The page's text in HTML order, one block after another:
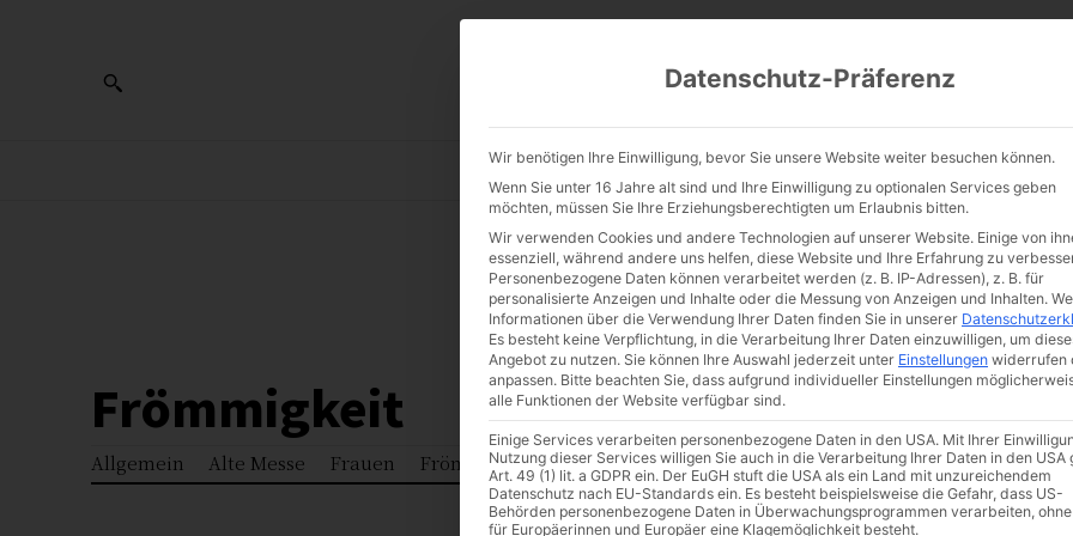
CATHWALK.DE
ALTE MESSE GLAUBE KULTUR FRÖMMIGKEIT
Frömmigkeit
Allgemein Alte Messe Frauen Frömmigkeit Glaube Kultur Liebe Männer Tradition
Datenschutz-Präferenz
Wir benötigen Ihre Einwilligung, bevor Sie unsere Website weiter besuchen können.
Wenn Sie unter 16 Jahre alt sind und Ihre Einwilligung zu optionalen Services geben
möchten, müssen Sie Ihre Erziehungsberechtigten um Erlaubnis bitten.
Wir verwenden Cookies und andere Technologien auf unserer Website. Einige von
essenziell, während andere uns helfen, diese Website und Ihre Erfahrung zu
Personenbezogene Daten können verarbeitet werden (z. B. IP-Adressen), z. B. für
personalisierte Anzeigen und Inhalte oder die Messung von Anzeigen und Inhalten.
Informationen über die Verwendung Ihrer Daten finden Sie in unserer
Es besteht keine Verpflichtung, in die Verarbeitung Ihrer Daten einzuwilligen, um
Angebot zu nutzen. Sie können Ihre Auswahl jederzeit unter Einstellungen widerrufen
anpassen. Bitte beachten Sie, dass aufgrund individueller Einstellungen
alle Funktionen der Website verfügbar sind.
Einige Services verarbeiten personenbezogene Daten in den USA. Mit Ihrer
Nutzung dieser Services willigen Sie auch in die Verarbeitung Ihrer Daten in den USA
Art. 49 (1) lit. a GDPR ein. Der EuGH stuft die USA als ein Land mit unzureichendem
Datenschutz nach EU-Standards ein. Es besteht beispielsweise die Gefahr, dass US-
Behörden personenbezogene Daten in Überwachungsprogrammen verarbeiten,
für Europäerinnen und Europäer eine Klagemöglichkeit besteht.